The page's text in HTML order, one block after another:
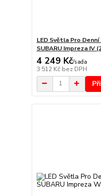
LED Světla Pro
SUBARU Impreza IV
4 249 Kč/sada
3 512 Kč bez DPH